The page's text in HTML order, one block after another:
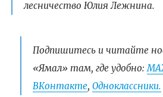
лесничество Юлия Лежнина.
Подпишитесь и читайте
«Ямал» там, где удобно:
ВКонтакте, Одноклассники.